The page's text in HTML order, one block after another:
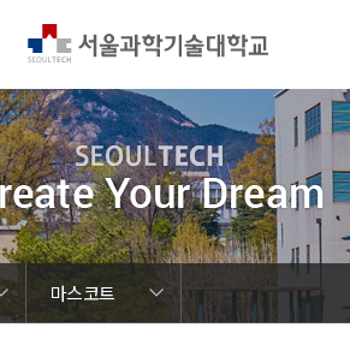
마스코트
서울과기대 소개
열린총장실
대학현황
대학조직
대학상징
홍보관
캠퍼스 안내
학칙 및 규정
교가
찬가
로고 및 UI
마스코트